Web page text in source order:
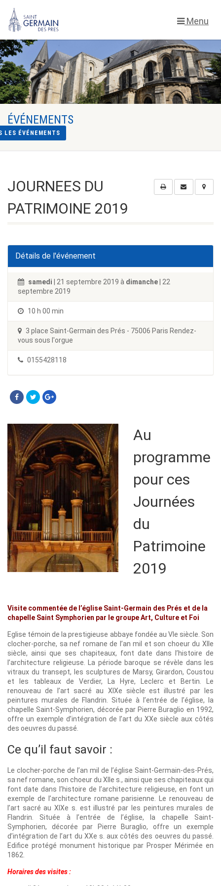
Menu
ÉVÉNEMENTS
LES ÉVÉNEMENTS
JOURNEES DU
PATRIMOINE 2019
Détails de l'événement
samedi | 21 septembre 2019 à dimanche | 22
septembre 2019
10 h 00 min
3 place Saint-Germain des Prés - 75006 Paris Rendez-
vous sous l'orgue
0155428118
Au
programme
pour ces
Journées
du
Patrimoine
2019
Visite commentée de l’église Saint-Germain des Prés et de la
chapelle Saint Symphorien par le groupe Art, Culture et Foi
Eglise témoin de la prestigieuse abbaye fondée au VIe siècle. Son
clocher-porche, sa nef romane de l’an mil et son choeur du XIIe
siècle, ainsi que ses chapiteaux, font date dans l’histoire de
l’architecture religieuse. La période baroque se révèle dans les
vitraux du transept, les sculptures de Marsy, Girardon, Coustou
et les tableaux de Verdier, La Hyre, Leclerc et Bertin. Le
renouveau de l’art sacré au XIXe siècle est illustré par les
peintures murales de Flandrin. Située à l’entrée de l’église, la
chapelle Saint-Symphorien, décorée par Pierre Buraglio en 1992,
offre un exemple d’intégration de l’art du XXe siècle aux côtés
des oeuvres du passé.
Ce qu’il faut savoir :
Le clocher-porche de l’an mil de l’église Saint-Germain-des-Prés,
sa nef romane, son choeur du XIIe s., ainsi que ses chapiteaux qui
font date dans l’histoire de l’architecture religieuse, en font un
exemple de l’architecture romane parisienne. Le renouveau de
l’art sacré au XIXe s. est illustré par les peintures murales de
Flandrin. Située à l’entrée de l’église, la chapelle Saint-
Symphorien, décorée par Pierre Buraglio, offre un exemple
d’intégration de l’art du XXe s. aux côtés des oeuvres du passé.
Edifice protégé monument historique par Prosper Mérimée en
1862.
Horaires des visites :